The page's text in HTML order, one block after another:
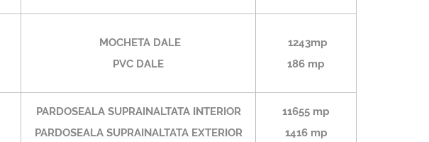
MOCHETA DALE
PVC DALE
1243mp
186 mp
PARDOSEALA SUPRAINALTATA INTERIOR
PARDOSEALA SUPRAINALTATA EXTERIOR
11655 mp
1416 mp